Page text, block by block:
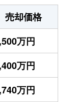
売却価格
万円
万円
万円